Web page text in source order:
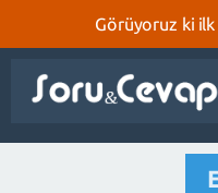
Görüyoruz ki ilk